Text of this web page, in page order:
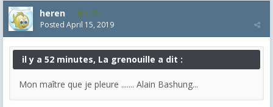
heren 1,724
Posted April 15, 2019
il y a 52 minutes, La grenouille a dit :
Mon maître que je pleure ....... Alain Bashung...